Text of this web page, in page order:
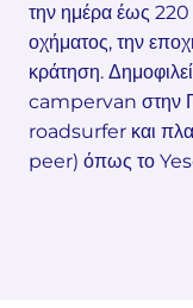
την ημέρα έως
οχήματος, την
κράτηση.
campervan στην
roadsurfer και
peer) όπως το